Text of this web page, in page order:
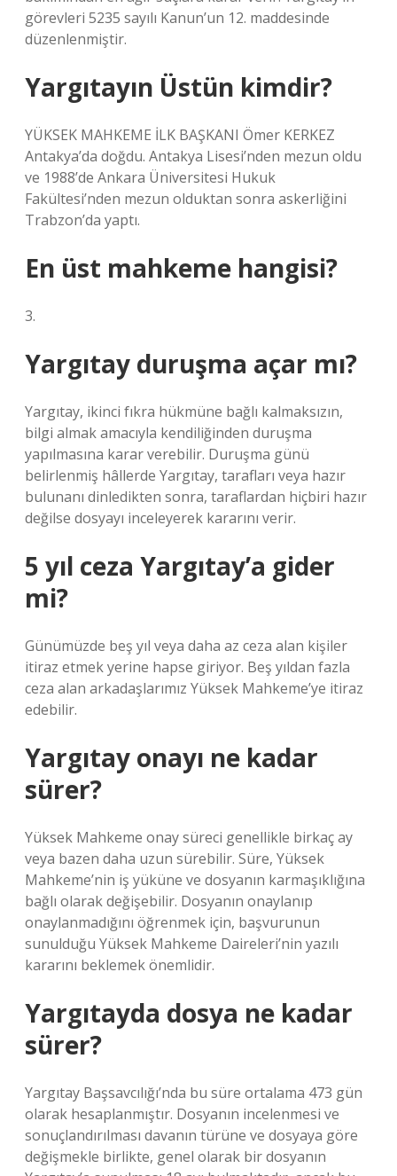
görevleri 5235 sayılı Kanun’un 12. maddesinde
düzenlenmiştir.
Yargıtayın Üstün kimdir?
YÜKSEK MAHKEME İLK BAŞKANI Ömer KERKEZ
Antakya’da doğdu. Antakya Lisesi’nden mezun oldu
ve 1988’de Ankara Üniversitesi Hukuk
Fakültesi’nden mezun olduktan sonra askerliğini
Trabzon’da yaptı.
En üst mahkeme hangisi?
3.
Yargıtay duruşma açar mı?
Yargıtay, ikinci fıkra hükmüne bağlı kalmaksızın,
bilgi almak amacıyla kendiliğinden duruşma
yapılmasına karar verebilir. Duruşma günü
belirlenmiş hâllerde Yargıtay, tarafları veya hazır
bulunanı dinledikten sonra, taraflardan hiçbiri hazır
değilse dosyayı inceleyerek kararını verir.
5 yıl ceza Yargıtay’a gider
mi?
Günümüzde beş yıl veya daha az ceza alan kişiler
itiraz etmek yerine hapse giriyor. Beş yıldan fazla
ceza alan arkadaşlarımız Yüksek Mahkeme’ye itiraz
edebilir.
Yargıtay onayı ne kadar
sürer?
Yüksek Mahkeme onay süreci genellikle birkaç ay
veya bazen daha uzun sürebilir. Süre, Yüksek
Mahkeme’nin iş yüküne ve dosyanın karmaşıklığına
bağlı olarak değişebilir. Dosyanın onaylanıp
onaylanmadığını öğrenmek için, başvurunun
sunulduğu Yüksek Mahkeme Daireleri’nin yazılı
kararını beklemek önemlidir.
Yargıtayda dosya ne kadar
sürer?
Yargıtay Başsavcılığı’nda bu süre ortalama 473 gün
olarak hesaplanmıştır. Dosyanın incelenmesi ve
sonuçlandırılması davanın türüne ve dosyaya göre
değişmekle birlikte, genel olarak bir dosyanın